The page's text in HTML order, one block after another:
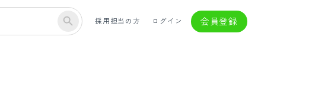
採用担当の方 ログイン 会員登録